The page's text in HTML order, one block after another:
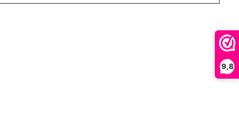
9,8